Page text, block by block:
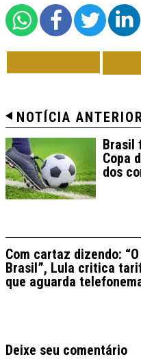
NOTÍCIA
Brasil
Copa
dos
Com cartaz dizendo:
Brasil”, Lula critica
que aguarda
Deixe seu comentário